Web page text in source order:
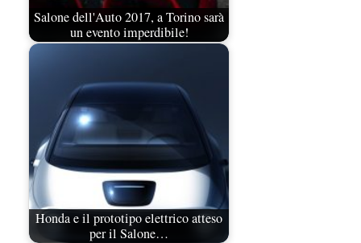
Salone dell'Auto 2017, a Torino sarà
un evento imperdibile!
Honda e il prototipo elettrico atteso
per il Salone…